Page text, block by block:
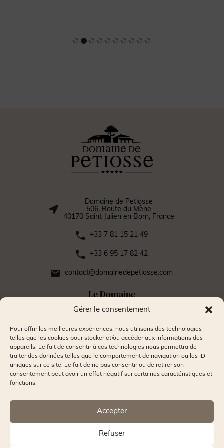
Gérer le consentement
Pour offrir les meilleures expériences, nous utilisons des technologies
telles que les cookies pour stocker et/ou accéder aux informations des
appareils. Le fait de consentir à ces technologies nous permettra de
traiter des données telles que le comportement de navigation ou les ID
uniques sur ce site. Le fait de ne pas consentir ou de retirer son
consentement peut avoir un effet négatif sur certaines caractéristiques et
fonctions.
Accepter
Refuser
Domaine de Petiosse
506, Route du Mène
40170 Saint Julien en Born, France
+33 7 81 15 21 49
+33 6 95 17 82 42
contact@domainedepetiosse.com
Le Domaine
Mariages
Séminaires
Hébergements
Galerie photos
Contact
Politique de confidentialité